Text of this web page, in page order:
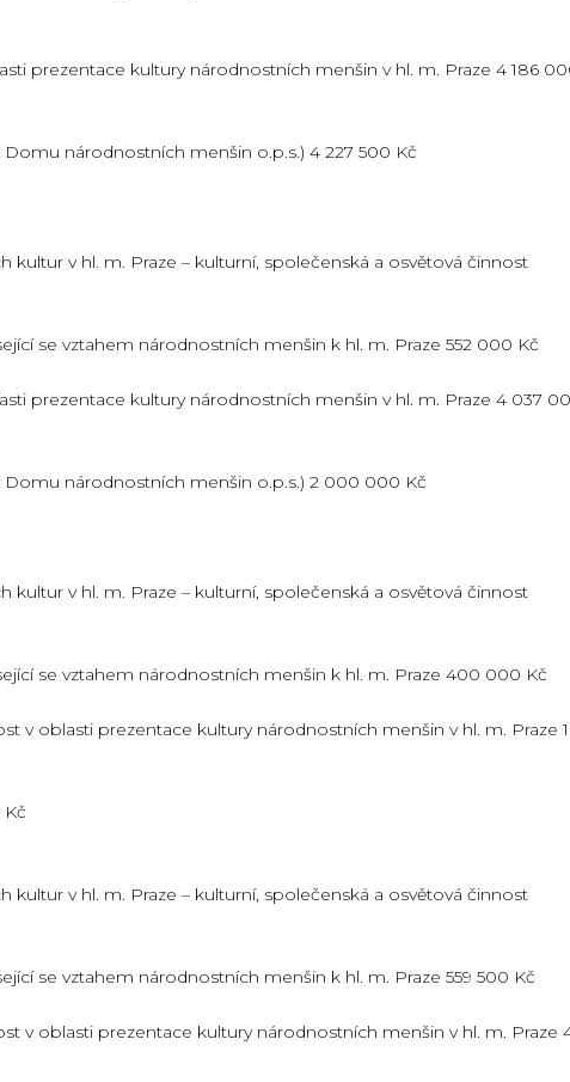
prezentace kultury národnostních menšin v hl. m. Praze 4 186
národnostních menšin o.p.s.) 4 227 500 Kč
kultur v hl. m. Praze – kulturní, společenská a osvětová činnost
se vztahem národnostních menšin k hl. m. Praze 552 000 Kč
prezentace kultury národnostních menšin v hl. m. Praze 4 037
národnostních menšin o.p.s.) 2 000 000 Kč
kultur v hl. m. Praze – kulturní, společenská a osvětová činnost
se vztahem národnostních menšin k hl. m. Praze 400 000 Kč
v oblasti prezentace kultury národnostních menšin v hl. m. Praze
kultur v hl. m. Praze – kulturní, společenská a osvětová činnost
se vztahem národnostních menšin k hl. m. Praze 559 500 Kč
v oblasti prezentace kultury národnostních menšin v hl. m. Praze